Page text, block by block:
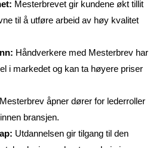
Mesterbrevet gir kundene økt tillit
til å utføre arbeid av høy kvalitet
Håndverkere med Mesterbrev har
i markedet og kan ta høyere priser
Mesterbrev åpner dører for lederroller
bransjen.
Utdannelsen gir tilgang til den